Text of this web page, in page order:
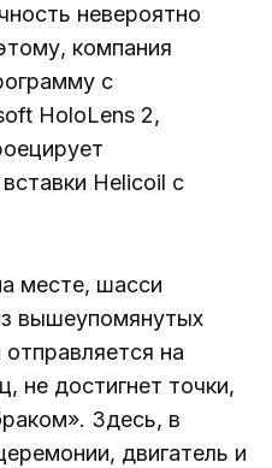
невероятно
компания
с
HoloLens 2,
Helicoil с
месте, шасси
вышеупомянутых
на
не достигнет точки,
Здесь, в
двигатель и